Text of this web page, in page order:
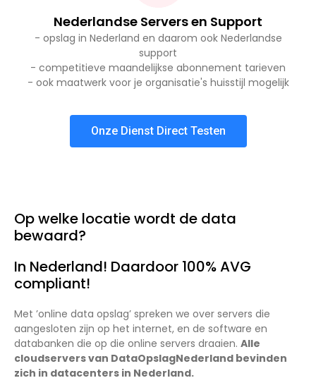
Nederlandse Servers en Support
- opslag in Nederland en daarom ook Nederlandse
support
- competitieve maandelijkse abonnement tarieven
- ook maatwerk voor je organisatie's huisstijl mogelijk
Onze Dienst Direct Testen
Op welke locatie wordt de data
bewaard?
In Nederland! Daardoor 100% AVG
compliant!
Met ’online data opslag’ spreken we over servers die
aangesloten zijn op het internet, en de software en
databanken die op die online servers draaien. Alle
cloudservers van DataOpslagNederland bevinden
zich in datacenters in Nederland.